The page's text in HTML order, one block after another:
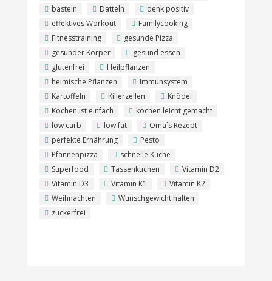
basteln
Datteln
denk positiv
effektives Workout
Familycooking
Fitnesstraining
gesunde Pizza
gesunder Körper
gesund essen
glutenfrei
Heilpflanzen
heimische Pflanzen
Immunsystem
Kartoffeln
Killerzellen
Knödel
Kochen ist einfach
kochen leicht gemacht
low carb
low fat
Oma`s Rezept
perfekte Ernährung
Pesto
Pfannenpizza
schnelle Küche
Superfood
Tassenkuchen
Vitamin D2
Vitamin D3
Vitamin K1
Vitamin K2
Weihnachten
Wunschgewicht halten
zuckerfrei